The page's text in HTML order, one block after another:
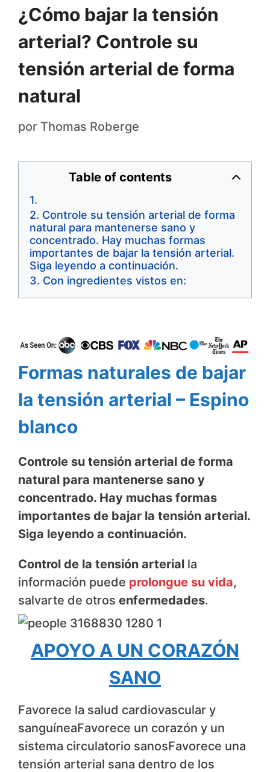
¿Cómo bajar la tensión
arterial? Controle su
tensión arterial de forma
natural
por Thomas Roberge
Table of contents
Controle su tensión arterial de forma
natural para mantenerse sano y
concentrado. Hay muchas formas
importantes de bajar la tensión arterial.
Siga leyendo a continuación.
Con ingredientes vistos en:
Formas naturales de bajar
la tensión arterial – Espino
blanco
Controle su tensión arterial de forma
natural para mantenerse sano y
concentrado. Hay muchas formas
importantes de bajar la tensión arterial.
Siga leyendo a continuación.
Control de la tensión arterial la
información puede prolongue su vida,
salvarte de otros enfermedades.
APOYO A UN CORAZÓN
SANO
Favorece la salud cardiovascular y
sanguíneaFavorece un corazón y un
sistema circulatorio sanos‍Favorece una
tensión arterial sana dentro de los